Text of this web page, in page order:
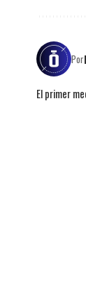
Por
El primer